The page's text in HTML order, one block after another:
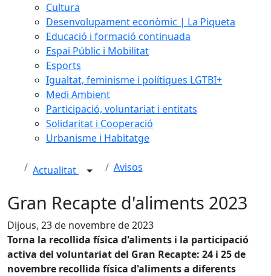
Cultura
Desenvolupament econòmic | La Piqueta
Educació i formació continuada
Espai Públic i Mobilitat
Esports
Igualtat, feminisme i polítiques LGTBI+
Medi Ambient
Participació, voluntariat i entitats
Solidaritat i Cooperació
Urbanisme i Habitatge
Actualitat Avisos
Gran Recapte d'aliments 2023
Dijous, 23 de novembre de 2023
Torna la recollida física d'aliments i la participació
activa del voluntariat del Gran Recapte: 24 i 25 de
novembre recollida física d'aliments a diferents